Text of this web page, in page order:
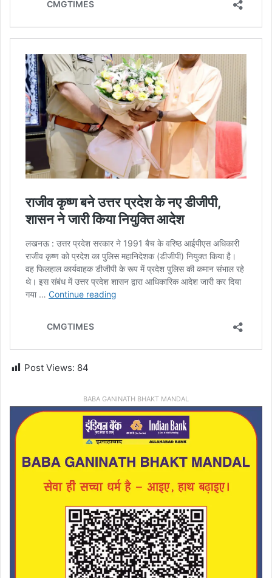
Post Views: 84
BABA GANINATH BHAKT MANDAL